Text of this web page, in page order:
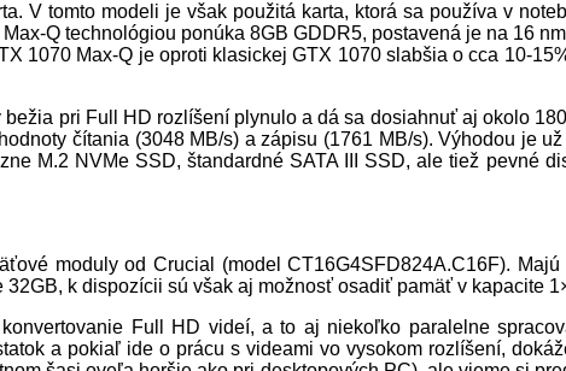
V tomto modeli je však použitá karta, ktorá sa používa v
Q technológiou ponúka 8GB GDDR5, postavená je na 16
1070 Max-Q je oproti klasickej GTX 1070 slabšia o cca 10-
pri Full HD rozlíšení plynulo a dá sa dosiahnuť aj okolo
čítania (3048 MB/s) a zápisu (1761 MB/s). Výhodou je
M.2 NVMe SSD, štandardné SATA III SSD, ale tiež pevné
moduly od Crucial (model CT16G4SFD824A.C16F).
k dispozícii sú však aj možnosť osadiť pamäť v kapacite
Full HD videí, a to aj niekoľko paralelne
a pokiaľ ide o prácu s videami vo vysokom rozlíšení,